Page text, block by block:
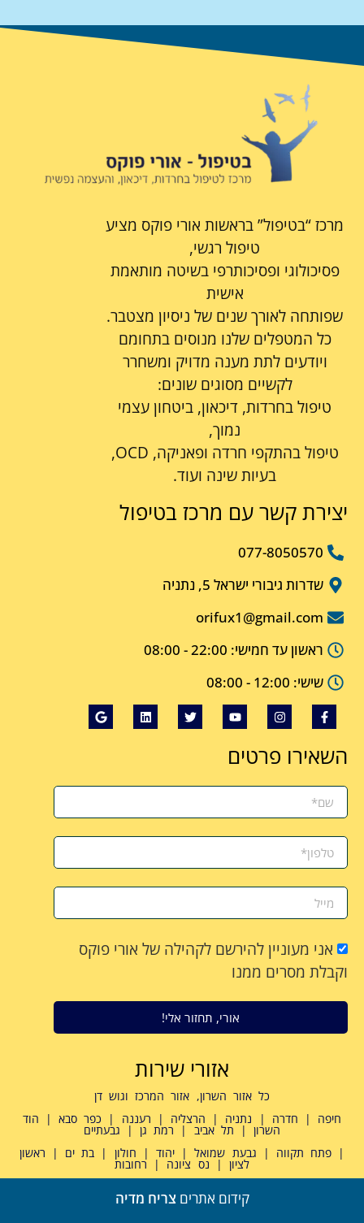
מרכז “בטיפול” בראשות אורי פוקס מציע
טיפול רגשי,
פסיכולוגי ופסיכותרפי בשיטה מותאמת
אישית
שפותחה לאורך שנים של ניסיון מצטבר.
כל המטפלים שלנו מנוסים בתחומם
ויודעים לתת מענה מדויק ומשחרר
לקשיים מסוגים שונים:
טיפול בחרדות, דיכאון, ביטחון עצמי
נמוך,
טיפול בהתקפי חרדה ופאניקה, OCD,
בעיות שינה ועוד.
יצירת קשר עם מרכז בטיפול
077-8050570
שדרות גיבורי ישראל 5, נתניה
orifux1@gmail.com
ראשון עד חמישי: 22:00 - 08:00
שישי: 12:00 - 08:00
השאירו פרטים
אני מעוניין להירשם לקהילה של אורי פוקס
וקבלת מסרים ממנו
אורי, תחזור אלי!
אזורי שירות
כל אזור השרון, אזור המרכז וגוש דן
חיפה | חדרה | נתניה | הרצליה | רעננה | כפר סבא | הוד
השרון | תל אביב | רמת גן | גבעתיים
| פתח תקווה | גבעת שמואל | יהוד | חולון | בת ים | ראשון
לציון | נס ציונה | רחובות
קידום אתריםצריח מדיה